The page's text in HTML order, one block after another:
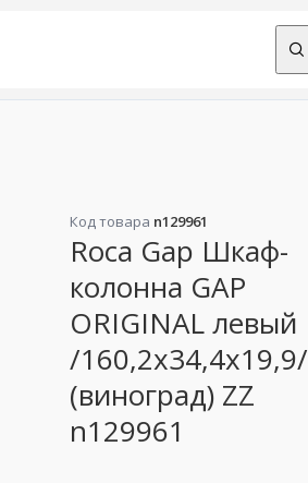
Код товара n129961
Roca Gap Шкаф-
колонна GAP
ORIGINAL левый
/160,2х34,4х19,9/
(виноград) ZZ
n129961